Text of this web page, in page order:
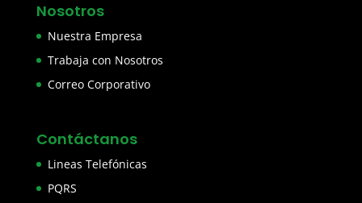
Nosotros
Nuestra Empresa
Trabaja con Nosotros
Correo Corporativo
Contáctanos
Lineas Telefónicas
PQRS